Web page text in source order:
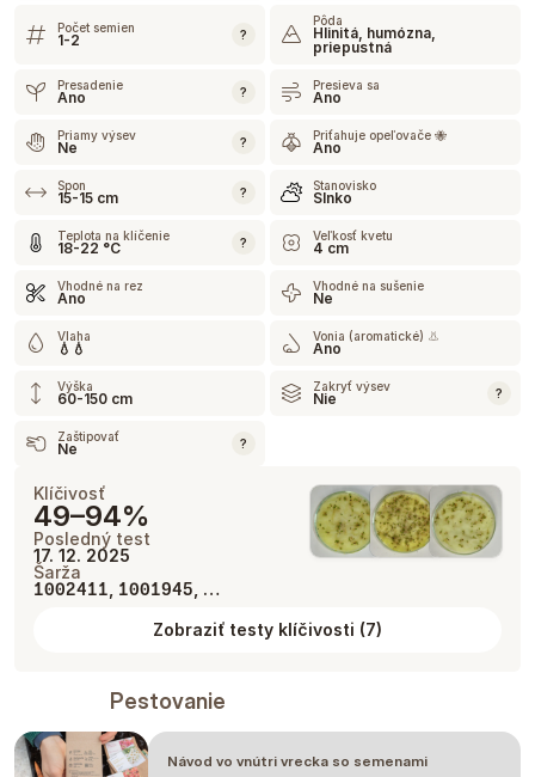
Počet semien
1-2 ?
Pôda
Hlinitá, humózna,
priepustná
Presadenie
Ano ? Presieva sa
Ano
Priamy výsev
Ne ? Priťahuje opeľovače 🐝
Ano
Spon
15-15 cm ? Stanovisko
Slnko
Teplota na klíčenie
18-22 °C ? Veľkosť kvetu
4 cm
Vhodné na rez
Ano
Vhodné na sušenie
Ne
Vlaha
💧💧
Vonia (aromatické) 👃
Ano
Výška
60-150 cm
Zakryť výsev
Nie ?
Zaštipovať
Ne ?
Klíčivosť
49–94%
Posledný test
17. 12. 2025
Šarža
1002411 1001945 , …
Zobraziť testy klíčivosti (7)
Pestovanie
Návod vo vnútri vrecka so semenami